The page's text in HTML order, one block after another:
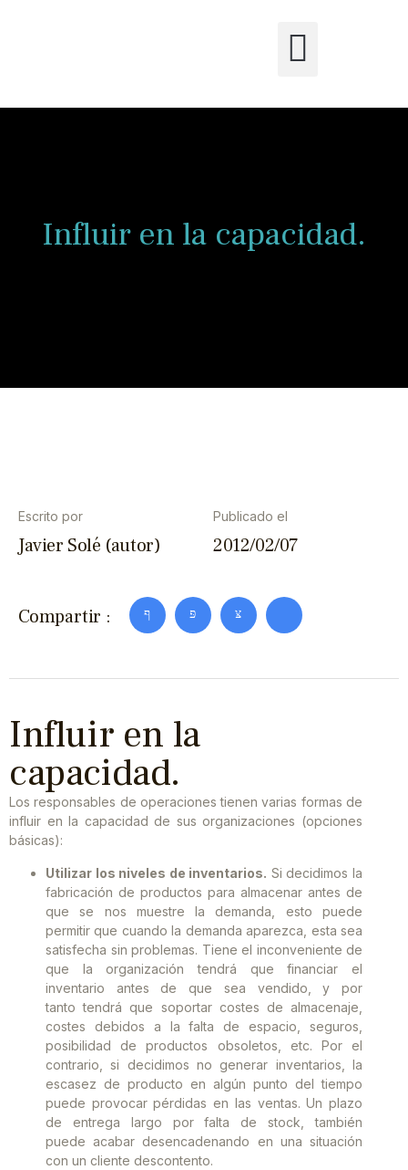
Influir en la capacidad.
Escrito por
Javier Solé (autor)
Publicado el
2012/02/07
Compartir :
Influir en la
capacidad.
Los responsables de operaciones tienen varias formas de
influir en la capacidad de sus organizaciones (opciones
básicas):
Utilizar los niveles de inventarios. Si decidimos la
fabricación de productos para almacenar antes de
que se nos muestre la demanda, esto puede
permitir que cuando la demanda aparezca, esta sea
satisfecha sin problemas. Tiene el inconveniente de
que la organización tendrá que financiar el
inventario antes de que sea vendido, y por
tanto tendrá que soportar costes de almacenaje,
costes debidos a la falta de espacio, seguros,
posibilidad de productos obsoletos, etc. Por el
contrario, si decidimos no generar inventarios, la
escasez de producto en algún punto del tiempo
puede provocar pérdidas en las ventas. Un plazo
de entrega largo por falta de stock, también
puede acabar desencadenando en una situación
con un cliente descontento.